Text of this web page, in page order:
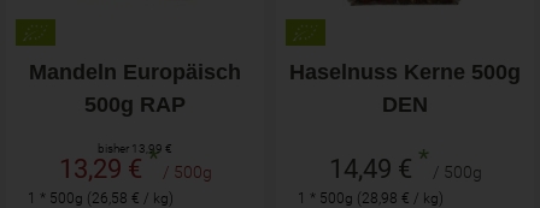
Mandeln Europäisch
500g RAP
bisher 13,99 €
13,29 €* / 500g
1 * 500g (26,58 € / kg)
Haselnuss Kerne 500g
DEN
14,49 € * / 500g
1 * 500g (28,98 € / kg)